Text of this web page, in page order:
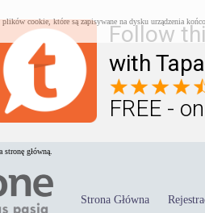
Follow
with
FREE -
cookie, które są zapisywane na dysku urządzenia
stronę główną.
Strona Główna